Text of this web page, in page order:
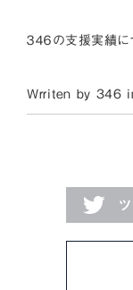
３４６の支援実績
Wrriten by 346